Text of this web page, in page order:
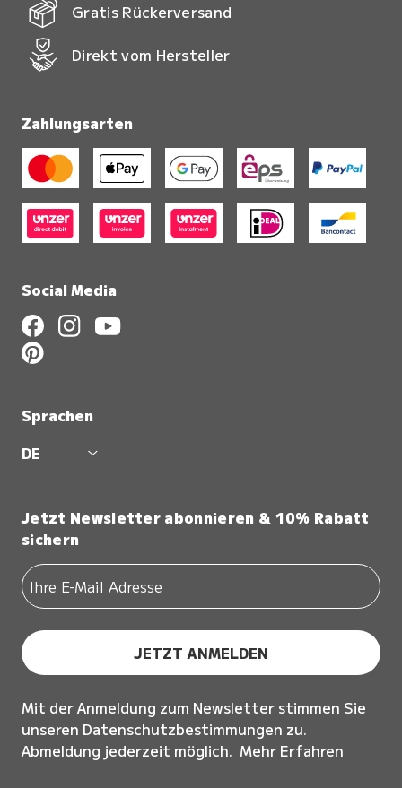
Gratis Rückerversand
Direkt vom Hersteller
Zahlungsarten
Social Media
Sprachen
DE
Jetzt Newsletter abonnieren & 10% Rabatt
sichern
JETZT ANMELDEN
Mit der Anmeldung zum Newsletter stimmen Sie
unseren Datenschutzbestimmungen zu.
Abmeldung jederzeit möglich. Mehr Erfahren